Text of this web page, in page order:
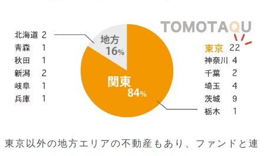
東京以外の地方エリアの不動産もあり、ファンドと連